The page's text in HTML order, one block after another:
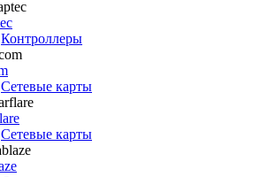
Контроллеры
Сетевые карты
Сетевые карты